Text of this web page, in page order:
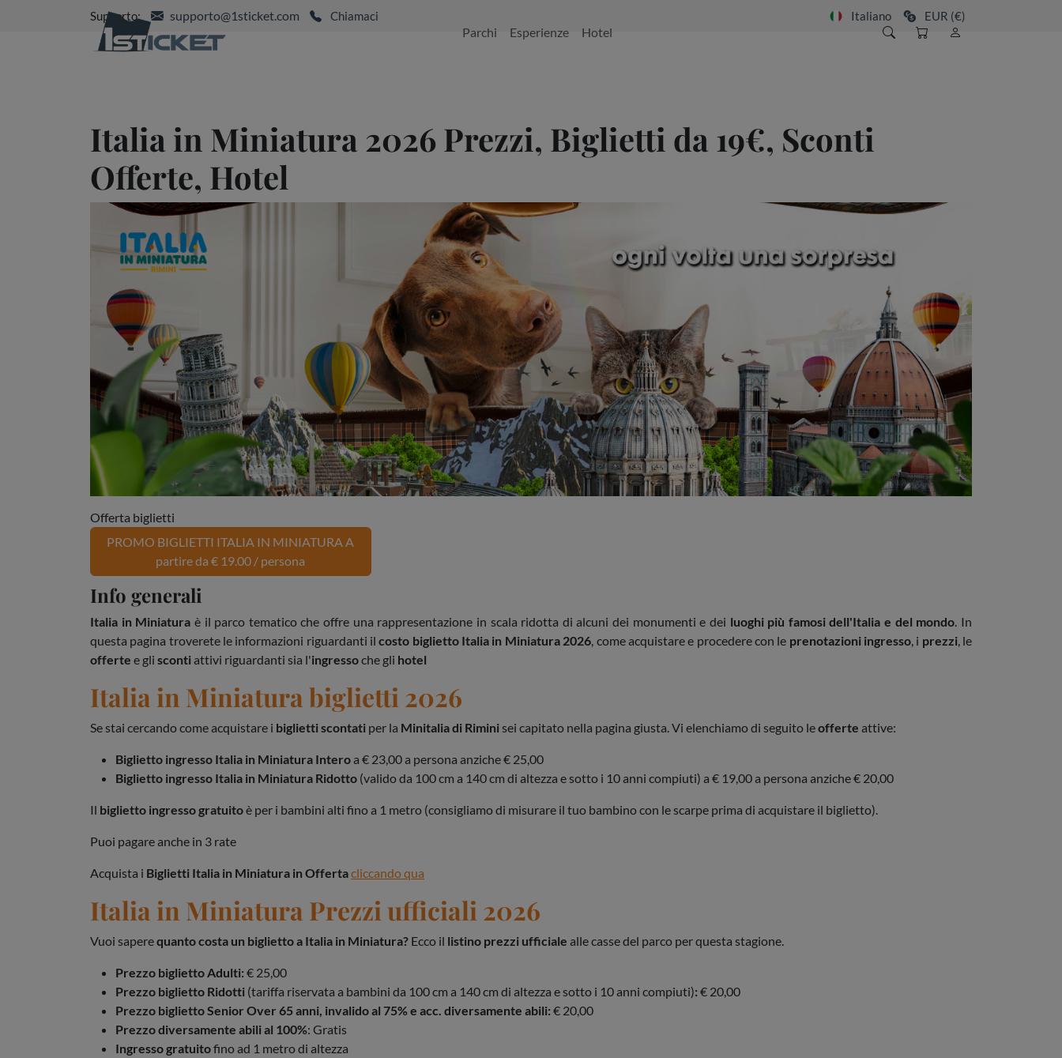
Supporto: supporto@1sticket.com Chiamaci Italiano EUR (€)
Parchi Esperienze Hotel
Italia in Miniatura 2026 Prezzi, Biglietti da 19€, Sconti
Offerte, Hotel
Offerta biglietti
PROMO BIGLIETTI ITALIA IN MINIATURA A
partire da € 19.00 / persona
Info generali
Italia in Miniatura è il parco tematico che offre una rappresentazione in scala ridotta di alcuni dei monumenti e dei luoghi più famosi dell'Italia e del mondo. In
questa pagina troverete le informazioni riguardanti ilcosto biglietto Italia in Miniatura 2026, come acquistare e procedere con le prenotazioni ingresso, i prezzi, le
offerte e gli scontiattivi riguardanti sia l'ingressoche gli hotel
Italia in Miniatura biglietti 2026
Se stai cercando come acquistare i biglietti scontati per la Minitalia di Rimini sei capitato nella pagina giusta. Vi elenchiamo di seguito leofferte attive:
Biglietto ingresso Italia in Miniatura Interoa € 23,00 a persona anziche € 25,00
Biglietto ingresso Italia in Miniatura Ridotto (valido da 100 cm a 140 cm di altezza e sotto i 10 anni compiuti) a € 19,00 a persona anziche € 20,00
Il biglietto ingresso gratuitoè per i bambini alti fino a 1 metro (consigliamo di misurare il tuo bambino con le scarpe prima di acquistare il biglietto).
Puoi pagare anche in 3 rate
Acquista i Biglietti Italia in Miniatura in Offertacliccando qua
Italia in Miniatura Prezzi ufficiali 2026
Vuoi saperequanto costa un biglietto a Italia in Miniatura? Ecco il listino prezzi ufficiale alle casse del parco per questa stagione.
Prezzo biglietto Adulti: € 25,00
Prezzo biglietto Ridotti (tariffa riservata a bambini da 100 cm a 140 cm di altezza e sotto i 10 anni compiuti): € 20,00
Prezzo biglietto Senior Over 65 anni, invalido al 75% e acc. diversamente abili: € 20,00
Prezzo diversamente abili al 100%: Gratis
Ingresso gratuitofino ad 1 metro di altezza